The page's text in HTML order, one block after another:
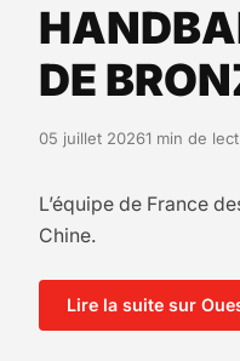
DE
05 juillet 20261 min de
L’équipe de France
Chine.
Lire la suite sur